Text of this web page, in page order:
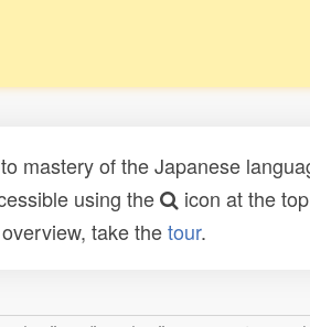
mastery of the Japanese
using the
icon at the
take thetour.